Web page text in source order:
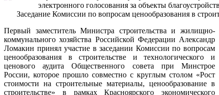
Заседание Комиссии по вопросам ценообразования в
Первый заместитель Министра строительства и жилищно-
коммунального хозяйства Российской Федерации Александр
Ломакин принял участие в заседании Комиссии по вопросам
ценообразования в строительстве и технологического и
ценового аудита Общественного совета при Минстрое
России, которое прошло совместно с круглым столом «Рост
стоимости на строительные материалы, ценообразование в
строительстве» в рамках Красноярского экономического